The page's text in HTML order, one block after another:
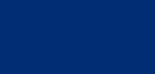
in lahko vključujejo ključne varnostne